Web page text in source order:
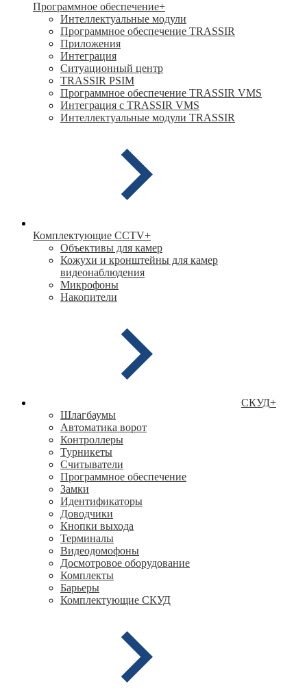
Программное обеспечение+
Интеллектуальные модули
Программное обеспечение TRASSIR
Приложения
Интеграция
Ситуационный центр
TRASSIR PSIM
Программное обеспечение TRASSIR VMS
Интеграция с TRASSIR VMS
Интеллектуальные модули TRASSIR
Комплектующие CCTV+
Объективы для камер
Кожухи и кронштейны для камер
видеонаблюдения
Микрофоны
Накопители
СКУД+
Шлагбаумы
Автоматика ворот
Контроллеры
Турникеты
Считыватели
Программное обеспечение
Замки
Идентификаторы
Доводчики
Кнопки выхода
Терминалы
Видеодомофоны
Досмотровое оборудование
Комплекты
Барьеры
Комплектующие СКУД